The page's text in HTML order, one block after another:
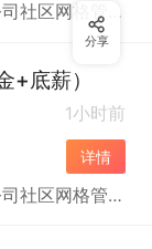
中国平安人寿保险股份有限公司河南分公司社区网格管理部
+底薪）
1小时前
详情
中国平安人寿保险股份有限公司河南分公司社区网格管理部
分享